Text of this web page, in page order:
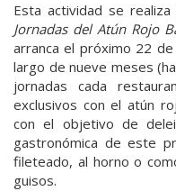
Esta actividad se
Jornadas del Atún Rojo
arranca el próximo 22
largo de nueve meses
jornadas cada
exclusivos con el atún
con el objetivo de
gastronómica de este
fileteado, al horno o
guisos.